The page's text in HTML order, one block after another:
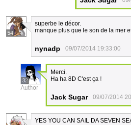
54
superbe le décor.
manque plus que le son de la mer
nynadp 09/07/2014 19:33:00
32
Author
Merci.
Ha ha 8D C'est ça !
Jack Sugar 09/07/2014
YES YOU CAN SAIL DA SEVEN